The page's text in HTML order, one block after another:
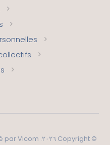
© Copyright ٢٠٢٦. Tous droit réservés - Développé par Vicom